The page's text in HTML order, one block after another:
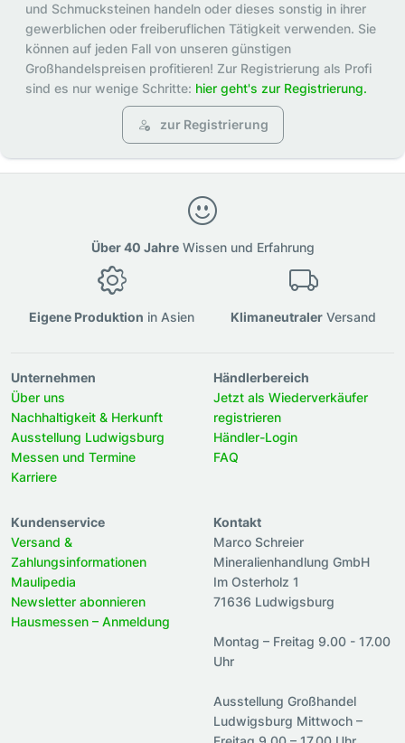
und Schmucksteinen handeln oder dieses sonstig in ihrer
gewerblichen oder freiberuflichen Tätigkeit verwenden. Sie
können auf jeden Fall von unseren günstigen
Großhandelspreisen profitieren! Zur Registrierung als Profi
sind es nur wenige Schritte: hier geht's zur Registrierung.
zur Registrierung
Über 40 JahreWissen und Erfahrung
Eigene Produktion in Asien Klimaneutraler Versand
Unternehmen
Über uns
Nachhaltigkeit & Herkunft
Ausstellung Ludwigsburg
Messen und Termine
Karriere
Händlerbereich
Jetzt als Wiederverkäufer
registrieren
Händler-Login
FAQ
Kundenservice
Versand &
Zahlungsinformationen
Maulipedia
Newsletter abonnieren
Hausmessen – Anmeldung
Kontakt
Marco Schreier
Mineralienhandlung GmbH
Im Osterholz 1
71636 Ludwigsburg
Montag – Freitag 9.00 - 17.00
Uhr
Ausstellung Großhandel
Ludwigsburg Mittwoch –